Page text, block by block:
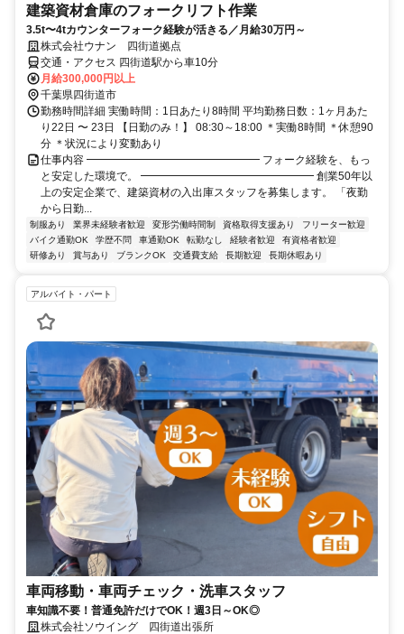
建築資材倉庫のフォークリフト作業
3.5t〜4tカウンターフォーク経験が活きる／月給30万円～
株式会社ウナン 四街道拠点
交通・アクセス 四街道駅から車10分
月給300,000円以上
千葉県四街道市
勤務時間詳細 実働時間：1日あたり8時間 平均勤務日数：1ヶ月あた
り22日 〜 23日 【日勤のみ！】 08:30～18:00 ＊実働8時間 ＊休憩90
分 ＊状況により変動あり
仕事内容 ━━━━━━━━━━━━━━━━ フォーク経験を、もっ
と安定した環境で。 ━━━━━━━━━━━━━━━━ 創業50年以
上の安定企業で、建築資材の入出庫スタッフを募集します。 「夜勤
から日勤...
制服あり 業界未経験者歓迎 変形労働時間制 資格取得支援あり
フリーター歓迎
バイク通勤OK
学歴不問 車通勤OK 転勤なし 経験者歓迎
有資格者歓迎
研修あり
賞与あり ブランクOK 交通費支給 長期歓迎 長期休暇あり
アルバイト・パート
車両移動・車両チェック・洗車スタッフ
車知識不要！普通免許だけでOK！週3日～OK◎
株式会社ソウイング 四街道出張所